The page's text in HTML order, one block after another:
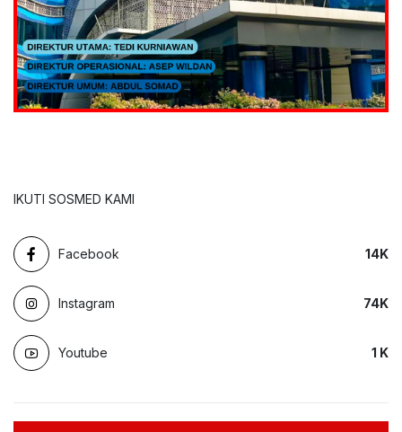
IKUTI SOSMED KAMI
Facebook 14K
Instagram 74K
Youtube 1 K